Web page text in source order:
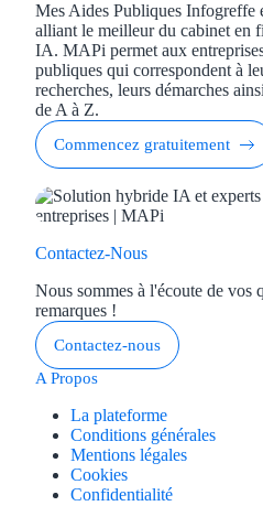
Mes Aides Publiques Infogreffe
alliant le meilleur du cabinet en
IA. MAPi permet aux
publiques qui correspondent à
recherches, leurs démarches
de A à Z.
Commencez gratuitement
Contactez-Nous
Nous sommes à l'écoute de vos
remarques !
Contactez-nous
A Propos
La plateforme
Conditions générales
Mentions légales
Cookies
Confidentialité